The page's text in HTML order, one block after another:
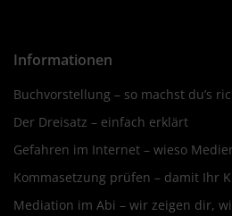
Informationen
Buchvorstellung – so machst du’s
Der Dreisatz – einfach erklärt
Gefahren im Internet – wieso
Kommasetzung prüfen – damit Ihr
Mediation im Abi – wir zeigen dir,